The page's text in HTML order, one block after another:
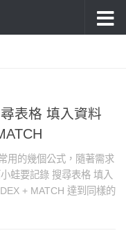
表格 填入資料
用的幾個公式，隨著需求
蛙要記錄 搜尋表格 填入
+ MATCH 達到同樣的